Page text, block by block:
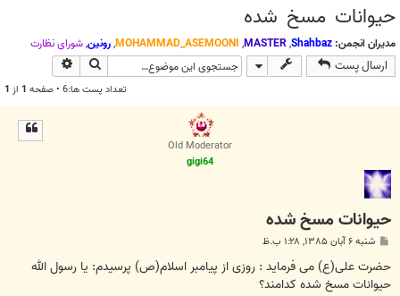
حيوانات مسخ شده
مدیران انجمن: Shahbaz
,
MASTER
,
MOHAMMAD_ASEMOONI
,رونین,شوراي نظارت
ارسال پست جستجو
تعداد پست ها:6 • صفحه 1 از 1
Old Moderator
gigi64
حيوانات مسخ شده
ت
شنبه ۶ آبان ۱۳۸۵, ۱:۲۸ ب.ظ
حضرت علی(ع) می فرماید : روزی از پیامبر اسلام(ص) پرسیدم: یا رسول الله
حیوانات مسخ شده کدامند؟